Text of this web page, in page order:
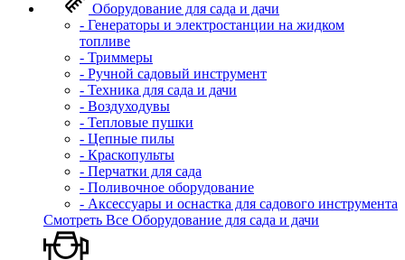
Оборудование для сада и дачи
- Генераторы и электростанции на жидком
топливе
- Триммеры
- Ручной садовый инструмент
- Техника для сада и дачи
- Воздуходувы
- Тепловые пушки
- Цепные пилы
- Краскопульты
- Перчатки для сада
- Поливочное оборудование
- Аксессуары и оснастка для садового инструмента
Смотреть Все Оборудование для сада и дачи